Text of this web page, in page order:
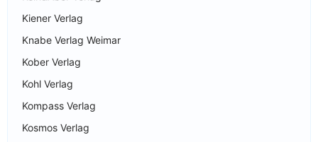
Kiener Verlag
Knabe Verlag Weimar
Kober Verlag
Kohl Verlag
Kompass Verlag
Kosmos Verlag